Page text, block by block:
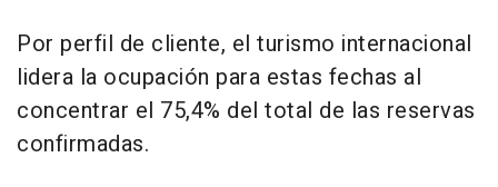
Por perfil de cliente, el turismo internacional
lidera la ocupación para estas fechas al
concentrar el 75,4% del total de las reservas
confirmadas.